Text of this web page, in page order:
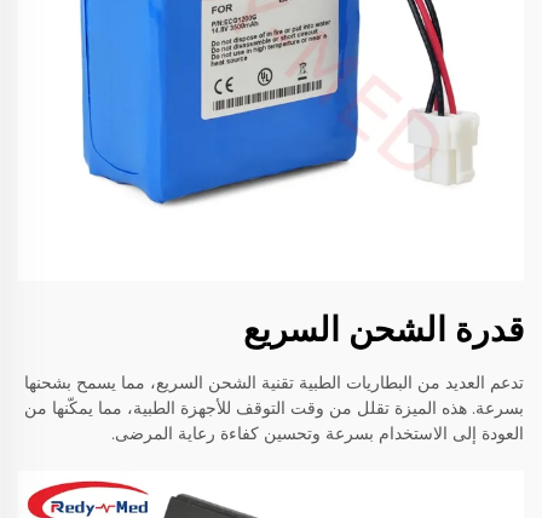
قدرة الشحن السريع
تدعم العديد من البطاريات الطبية تقنية الشحن السريع، مما يسمح بشحنها
بسرعة. هذه الميزة تقلل من وقت التوقف للأجهزة الطبية، مما يمكّنها من
العودة إلى الاستخدام بسرعة وتحسين كفاءة رعاية المرضى.